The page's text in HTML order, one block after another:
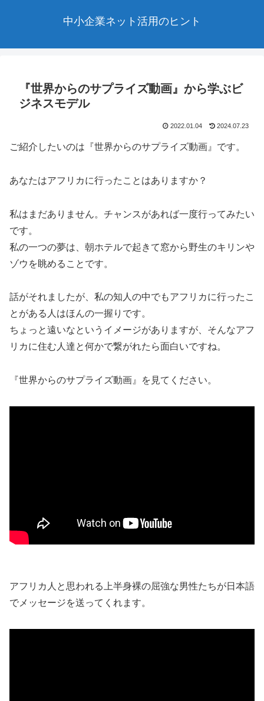
中小企業ネット活用のヒント
『世界からのサプライズ動画』から学ぶビ
ジネスモデル
2022.01.04 2024.07.23
ご紹介したいのは『世界からのサプライズ動画』です。
あなたはアフリカに行ったことはありますか？
私はまだありません。チャンスがあれば一度行ってみたい
です。
私の一つの夢は、朝ホテルで起きて窓から野生のキリンや
ゾウを眺めることです。
話がそれましたが、私の知人の中でもアフリカに行ったこ
とがある人はほんの一握りです。
ちょっと遠いなというイメージがありますが、そんなアフ
リカに住む人達と何かで繋がれたら面白いですね。
『世界からのサプライズ動画』を見てください。
アフリカ人と思われる上半身裸の屈強な男性たちが日本語
でメッセージを送ってくれます。